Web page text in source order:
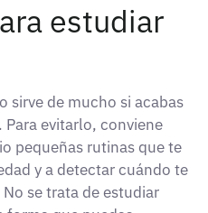
estudiar
sirve de mucho si acabas
evitarlo, conviene
pequeñas rutinas que te
y a detectar cuándo te
se trata de estudiar